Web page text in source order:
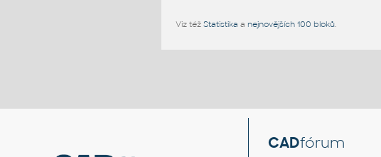
Viz též Statistika a nejnovějších 100 bloků.
CADfórum